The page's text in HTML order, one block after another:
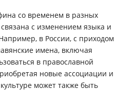
со временем в разных
с изменением языка и
в России, с приходом
имена, включая
в православной
новые ассоциации и
может также быть